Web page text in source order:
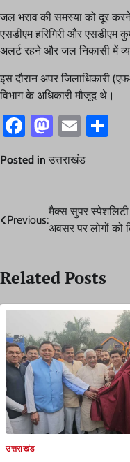
जल भराव की समस्या को दूर करने
एसडीएम हरिगिरी और एसडीएम
अलर्ट रहने और जल निकासी में
इस दौरान अपर जिलाधिकारी
विभाग के अधिकारी मौजूद थे।
Facebook
Email
Posted in उत्तराखंड
Post
Previous:
मैक्स सुपर स्पेशलिटी
अवसर पर लोगों को
Related Posts
उत्तराखंड